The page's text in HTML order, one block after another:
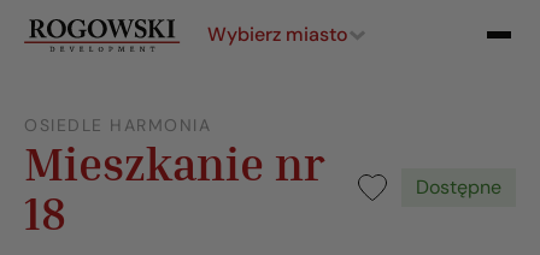
Wybierz miasto
OSIEDLE HARMONIA
Mieszkanie nr
18
Dostępne